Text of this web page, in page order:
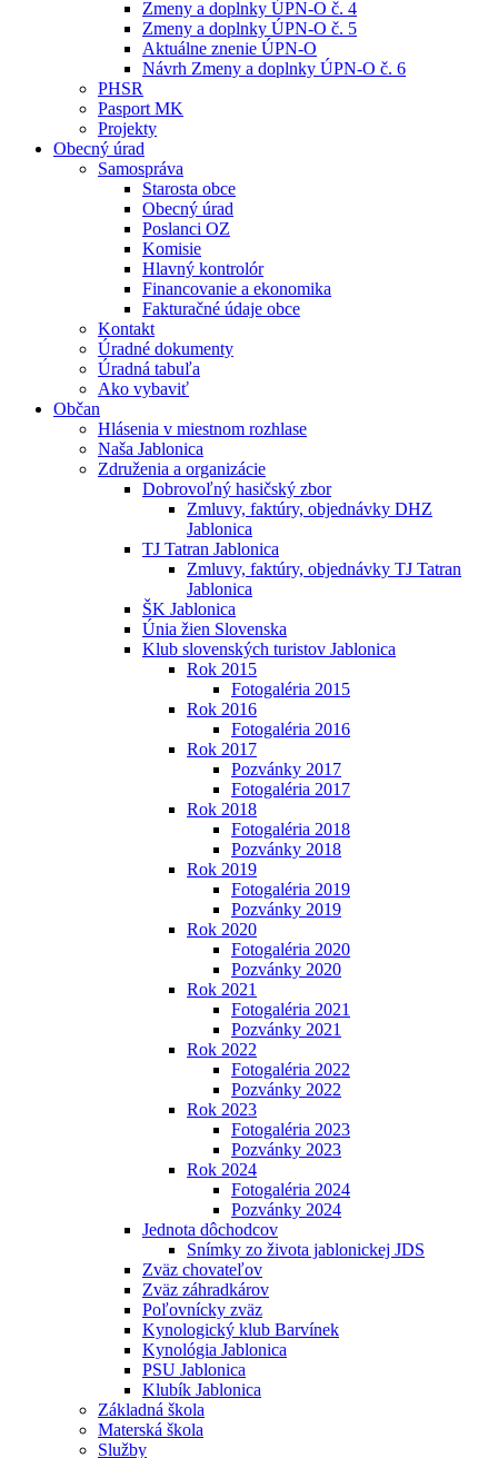
Zmeny a doplnky ÚPN-O č. 4
Zmeny a doplnky ÚPN-O č. 5
Aktuálne znenie ÚPN-O
Návrh Zmeny a doplnky ÚPN-O č. 6
PHSR
Pasport MK
Projekty
Obecný úrad
Samospráva
Starosta obce
Obecný úrad
Poslanci OZ
Komisie
Hlavný kontrolór
Financovanie a ekonomika
Fakturačné údaje obce
Kontakt
Úradné dokumenty
Úradná tabuľa
Ako vybaviť
Občan
Hlásenia v miestnom rozhlase
Naša Jablonica
Združenia a organizácie
Dobrovoľný hasičský zbor
Zmluvy, faktúry, objednávky DHZ
Jablonica
TJ Tatran Jablonica
Zmluvy, faktúry, objednávky TJ Tatran
Jablonica
ŠK Jablonica
Únia žien Slovenska
Klub slovenských turistov Jablonica
Rok 2015
Fotogaléria 2015
Rok 2016
Fotogaléria 2016
Rok 2017
Pozvánky 2017
Fotogaléria 2017
Rok 2018
Fotogaléria 2018
Pozvánky 2018
Rok 2019
Fotogaléria 2019
Pozvánky 2019
Rok 2020
Fotogaléria 2020
Pozvánky 2020
Rok 2021
Fotogaléria 2021
Pozvánky 2021
Rok 2022
Fotogaléria 2022
Pozvánky 2022
Rok 2023
Fotogaléria 2023
Pozvánky 2023
Rok 2024
Fotogaléria 2024
Pozvánky 2024
Jednota dôchodcov
Snímky zo života jablonickej JDS
Zväz chovateľov
Zväz záhradkárov
Poľovnícky zväz
Kynologický klub Barvínek
Kynológia Jablonica
PSU Jablonica
Klubík Jablonica
Základná škola
Materská škola
Služby